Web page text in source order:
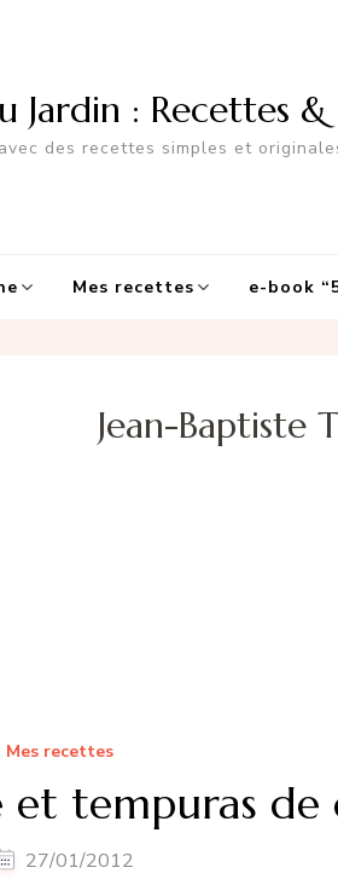
Jardin : Recettes
des recettes simples et
Mes recettes e-book
Jean-Baptiste
Mes recettes
tempuras de
27/01/2012